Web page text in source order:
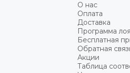
О нас
Оплата
Доставка
Программа
Бесплатная
Обратная
Акции
Таблица